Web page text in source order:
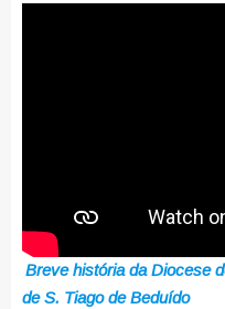
Breve história da Diocese
de S. Tiago de Beduído